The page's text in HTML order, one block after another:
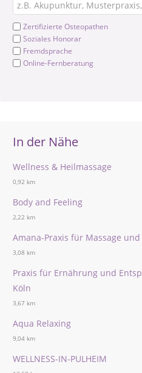
Zertifizierte Osteopathen
Soziales Honorar
Fremdsprache
Online-Fernberatung
In der Nähe
Wellness & Heilmassage
0,92 km
Body and Feeling
2,22 km
Amana-Praxis für Massage
3,08 km
Praxis für Ernährung und
Köln
3,67 km
Aqua Relaxing
9,04 km
WELLNESS-IN-PULHEIM